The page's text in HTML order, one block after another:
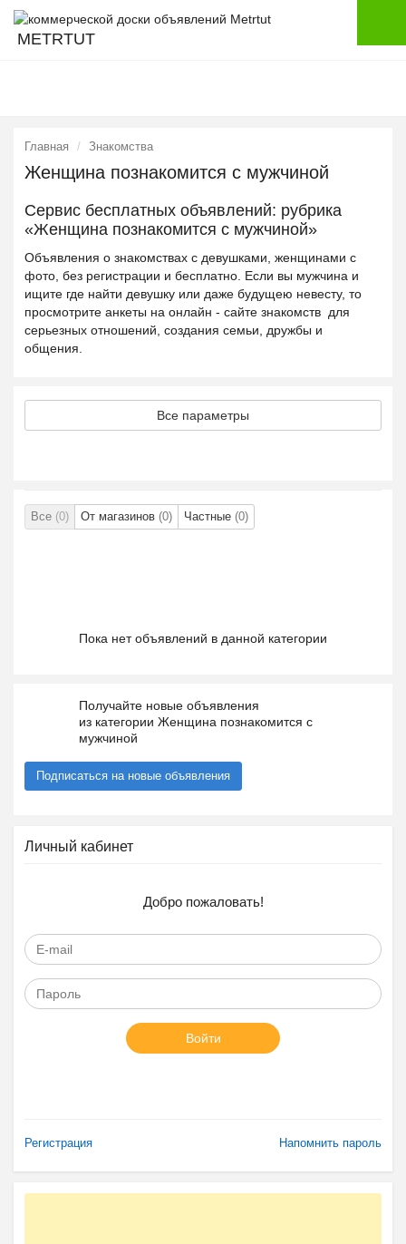
METRTUT
Главная Знакомства
Женщина познакомится с мужчиной
Сервис бесплатных объявлений: рубрика
«Женщина познакомится с мужчиной»
Объявления о знакомствах с девушками, женщинами с
фото, без регистрации и бесплатно. Если вы мужчина и
ищите где найти девушку или даже будущею невесту, то
просмотрите анкеты на онлайн - сайте знакомств для
серьезных отношений, создания семьи, дружбы и
общения.
Все параметры
Все (0) От магазинов (0) Частные (0)
Пока нет объявлений в данной категории
Получайте новые объявления
из категории Женщина познакомится с
мужчиной
Подписаться на новые объявления
Личный кабинет
Добро пожаловать!
Войти
Регистрация Напомнить пароль